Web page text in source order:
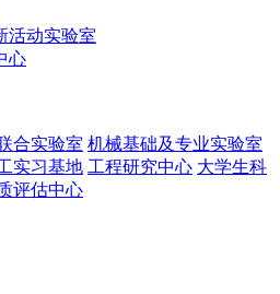
活动实验室
心
合实验室 机械基础及专业实验室
实习基地 工程研究中心 大学生科
评估中心